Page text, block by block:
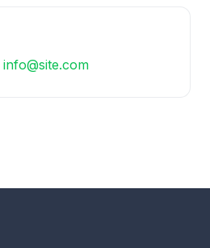
info@site.com